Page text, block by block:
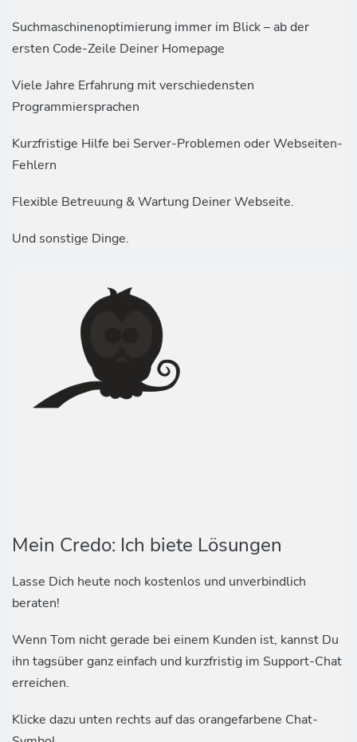
Suchmaschinenoptimierung immer im Blick – ab der
ersten Code-Zeile Deiner Homepage
Viele Jahre Erfahrung mit verschiedensten
Programmiersprachen
Kurzfristige Hilfe bei Server-Problemen oder Webseiten-
Fehlern
Flexible Betreuung & Wartung Deiner Webseite.
Und sonstige Dinge.
Mein Credo: Ich biete Lösungen
Lasse Dich heute noch kostenlos und unverbindlich
beraten!
Wenn Tom nicht gerade bei einem Kunden ist, kannst Du
ihn tagsüber ganz einfach und kurzfristig im Support-Chat
erreichen.
Klicke dazu unten rechts auf das orangefarbene Chat-